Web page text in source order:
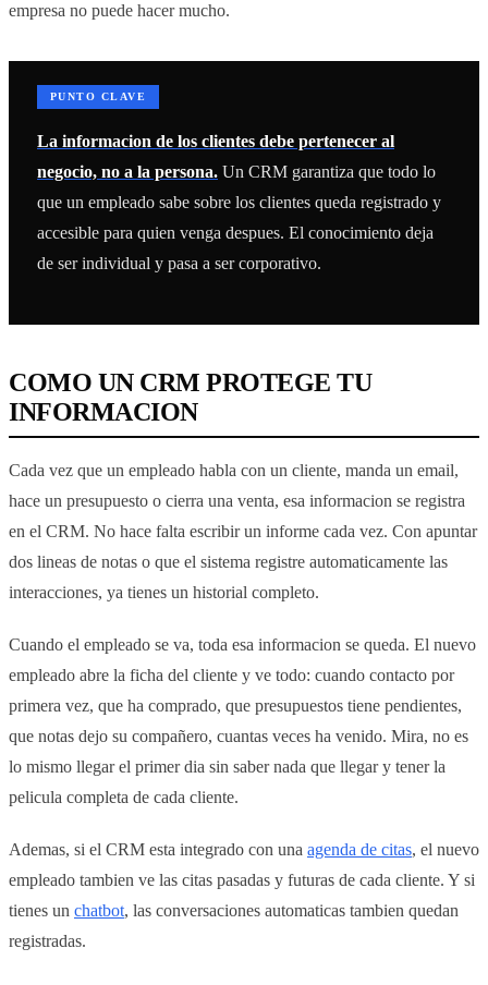
empresa no puede hacer mucho.
PUNTO CLAVE
La informacion de los clientes debe pertenecer al
negocio, no a la persona. Un CRM garantiza que todo lo
que un empleado sabe sobre los clientes queda registrado y
accesible para quien venga despues. El conocimiento deja
de ser individual y pasa a ser corporativo.
COMO UN CRM PROTEGE TU
INFORMACION
Cada vez que un empleado habla con un cliente, manda un email,
hace un presupuesto o cierra una venta, esa informacion se registra
en el CRM. No hace falta escribir un informe cada vez. Con apuntar
dos lineas de notas o que el sistema registre automaticamente las
interacciones, ya tienes un historial completo.
Cuando el empleado se va, toda esa informacion se queda. El nuevo
empleado abre la ficha del cliente y ve todo: cuando contacto por
primera vez, que ha comprado, que presupuestos tiene pendientes,
que notas dejo su compañero, cuantas veces ha venido. Mira, no es
lo mismo llegar el primer dia sin saber nada que llegar y tener la
pelicula completa de cada cliente.
Ademas, si el CRM esta integrado con una agenda de citas, el nuevo
empleado tambien ve las citas pasadas y futuras de cada cliente. Y si
tienes un chatbot, las conversaciones automaticas tambien quedan
registradas.